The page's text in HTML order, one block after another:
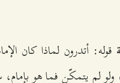
قوله: أتدرون لماذا كان
لم يتمكّن فما هو بإمام،